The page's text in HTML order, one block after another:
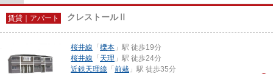
賃貸｜アパート クレストールⅡ
桜井線 「 櫟本 」駅 徒歩19分
桜井線 「 天理 」駅 徒歩24分
近鉄天理線 「 前栽 」駅 徒歩35分